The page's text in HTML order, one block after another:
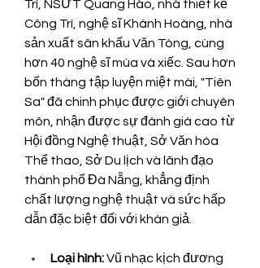
Trí, NSƯT Quang Hào, nhà thiết kế
Công Trí, nghệ sĩ Khánh Hoàng, nhà
sản xuất sân khấu Văn Tòng, cùng
hơn 40 nghệ sĩ múa và xiếc. Sau hơn
bốn tháng tập luyện miệt mài, "Tiên
Sa" đã chinh phục được giới chuyên
môn, nhận được sự đánh giá cao từ
Hội đồng Nghệ thuật, Sở Văn hóa
Thể thao, Sở Du lịch và lãnh đạo
thành phố Đà Nẵng, khẳng định
chất lượng nghệ thuật và sức hấp
dẫn đặc biệt đối với khán giả.
Loại hình: Vũ nhạc kịch đương